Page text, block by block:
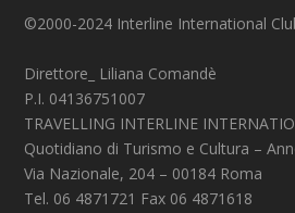
©2000-2024 Interline International
Direttore_ Liliana Comandè
P.I. 04136751007
TRAVELLING INTERLINE
Quotidiano di Turismo e Cultura –
Via Nazionale, 204 – 00184 Roma
Tel. 06 4871721 Fax 06 4871618